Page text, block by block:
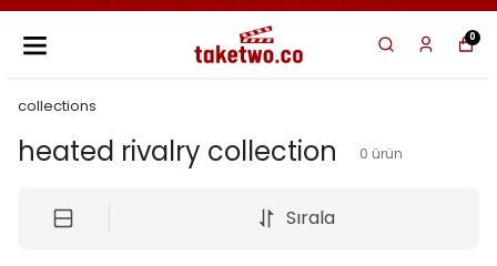
0
collections
heated rivalry collection 0 ürün
Sırala